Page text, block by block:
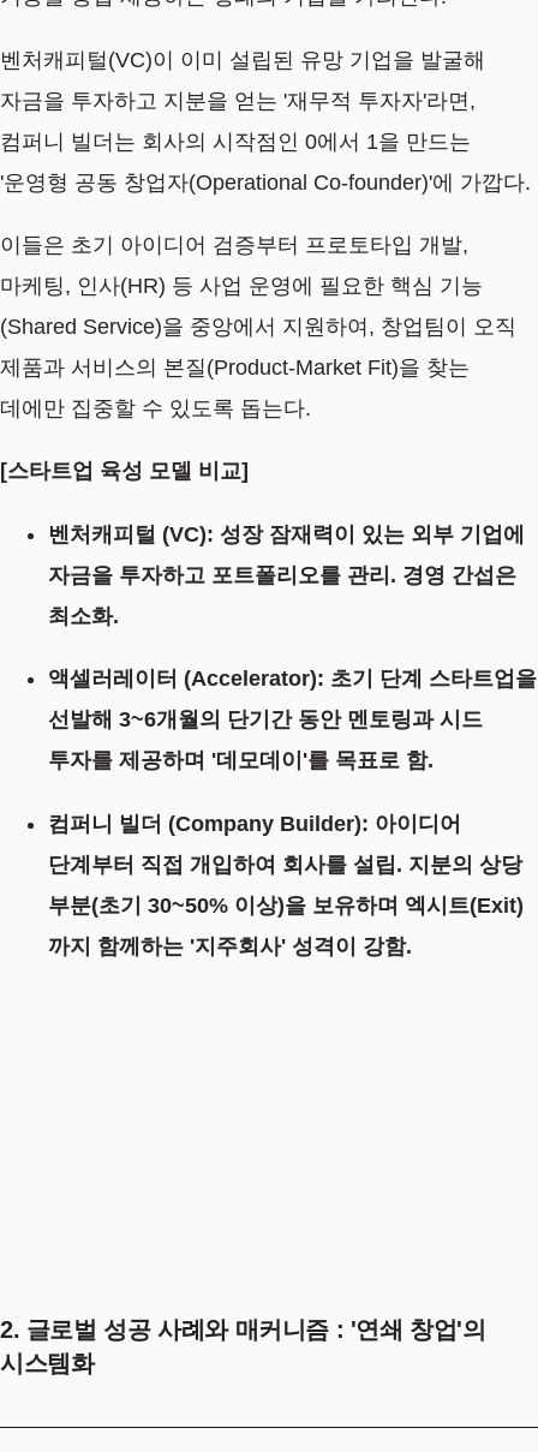
벤처캐피털(VC)이 이미 설립된 유망 기업을 발굴해
자금을 투자하고 지분을 얻는 '재무적 투자자'라면,
컴퍼니 빌더는 회사의 시작점인 0에서 1을 만드는
'운영형 공동 창업자(Operational Co-founder)'에 가깝다.
이들은 초기 아이디어 검증부터 프로토타입 개발,
마케팅, 인사(HR) 등 사업 운영에 필요한 핵심 기능
(Shared Service)을 중앙에서 지원하여, 창업팀이 오직
제품과 서비스의 본질(Product-Market Fit)을 찾는
데에만 집중할 수 있도록 돕는다.
[스타트업 육성 모델 비교]
벤처캐피털 (VC): 성장 잠재력이 있는 외부 기업에
자금을 투자하고 포트폴리오를 관리. 경영 간섭은
최소화.
액셀러레이터 (Accelerator): 초기 단계 스타트업을
선발해 3~6개월의 단기간 동안 멘토링과 시드
투자를 제공하며 '데모데이'를 목표로 함.
컴퍼니 빌더 (Company Builder): 아이디어
단계부터 직접 개입하여 회사를 설립. 지분의 상당
부분(초기 30~50% 이상)을 보유하며 엑시트(Exit)
까지 함께하는 '지주회사' 성격이 강함.
2. 글로벌 성공 사례와 매커니즘 : '연쇄 창업'의
시스템화